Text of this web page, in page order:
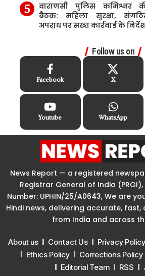
वाराणसी पुलिस कमिश्नर
बैठक: महिला सुरक्षा,
अपराध पर सख्त कार्रवाई के
Follow us on
Facebook X
Youtube WhatsApp
News Report — a registered
Registrar General of India
Number: UPHIN/25/A0643, We are
Hindi news, delivering accurate,
from India and across
About us Contact Us Privacy Policy
Ethics Policy
Corrections Policy
Editorial Team
RSS